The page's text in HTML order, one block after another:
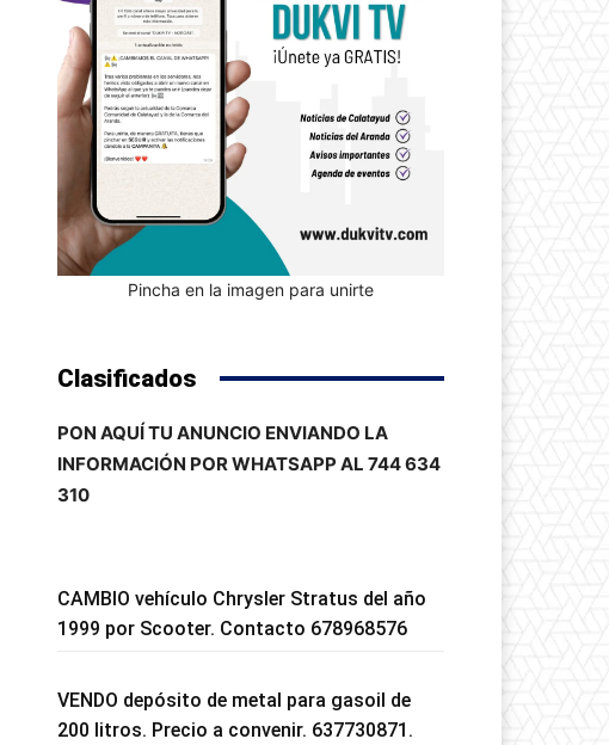
Pincha en la imagen para unirte
Clasificados
PON AQUÍ TU ANUNCIO ENVIANDO LA
INFORMACIÓN POR WHATSAPP AL 744 634
310
CAMBIO vehículo Chrysler Stratus del año
1999 por Scooter. Contacto 678968576
VENDO depósito de metal para gasoil de
200 litros. Precio a convenir. 637730871.